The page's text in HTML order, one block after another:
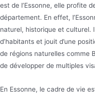
est de l’Essonne, elle profite
département. En effet,
naturel, historique et culturel.
d’habitants et jouit d’une
de régions naturelles comme
de développer de multiples
En Essonne, le cadre de vie